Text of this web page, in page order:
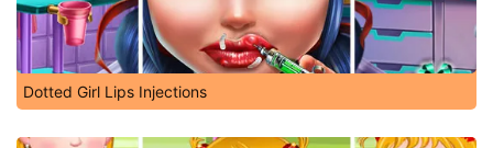
Dotted Girl Lips Injections